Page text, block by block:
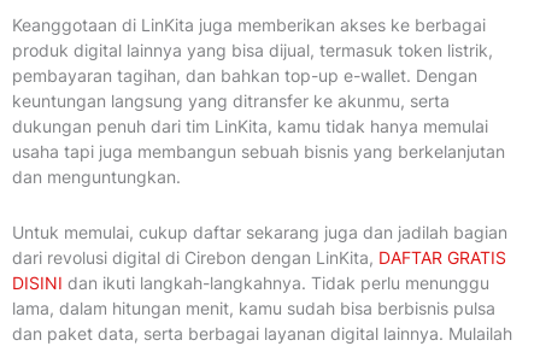
Keanggotaan di LinKita juga memberikan akses ke berbagai
produk digital lainnya yang bisa dijual, termasuk token listrik,
pembayaran tagihan, dan bahkan top-up e-wallet. Dengan
keuntungan langsung yang ditransfer ke akunmu, serta
dukungan penuh dari tim LinKita, kamu tidak hanya memulai
usaha tapi juga membangun sebuah bisnis yang berkelanjutan
dan menguntungkan.
Untuk memulai, cukup daftar sekarang juga dan jadilah bagian
dari revolusi digital di Cirebon dengan LinKita, DAFTAR GRATIS
DISINI dan ikuti langkah-langkahnya. Tidak perlu menunggu
lama, dalam hitungan menit, kamu sudah bisa berbisnis pulsa
dan paket data, serta berbagai layanan digital lainnya. Mulailah